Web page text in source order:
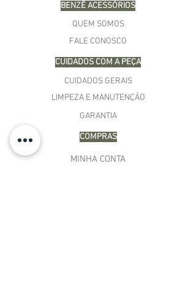
BENZÊ ACESSÓRIOS
QUEM SOMOS
FALE CONOSCO
CUIDADOS COM A PEÇA
CUIDADOS GERAIS
LIMPEZA E MANUTENÇÃO
GARANTIA
COMPRAS
MINHA CONTA